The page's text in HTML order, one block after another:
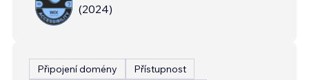
(2024)
Připojení domény
Přístupnost